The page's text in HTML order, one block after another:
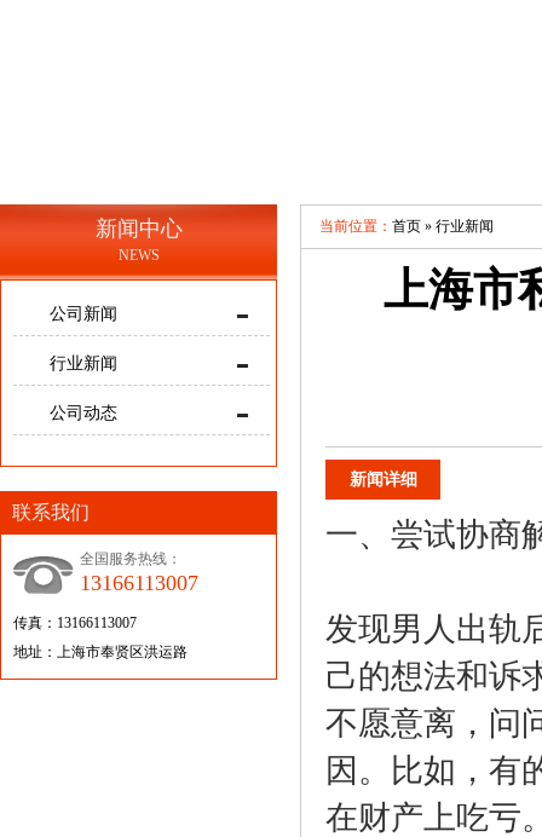
新闻中心
NEWS
公司新闻
行业新闻
公司动态
联系我们
全国服务热线：
13166113007
传真：13166113007
地址：上海市奉贤区洪运路
当前位置： 首页 » 行业新闻
上海市
新闻详细
一、尝试协商
发现男人出轨
己的想法和诉
不愿意离，问
因。比如，有
在财产上吃亏